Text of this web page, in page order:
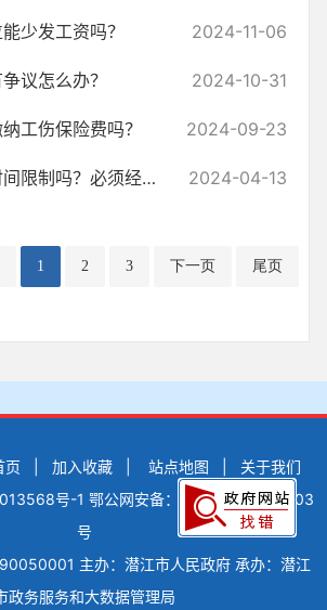
少发工资吗？ 2024-11-06
议怎么办？ 2024-10-31
工伤保险费吗？ 2024-09-23
工伤申请有时间限制吗？必须经过单位同意吗？ 2024-04-13
1 2 3 下一页 尾页
页 加入收藏 站点地图
关于我们
号-1 鄂公网安备：42900502000503
号
主办：潜江市人民政府 承办：潜江
政务服务和大数据管理局